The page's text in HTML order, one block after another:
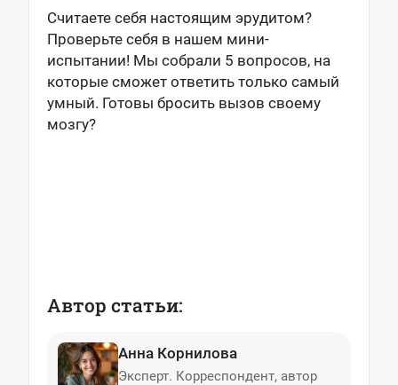
Считаете себя настоящим эрудитом?
Проверьте себя в нашем мини-
испытании! Мы собрали 5 вопросов, на
которые сможет ответить только самый
умный. Готовы бросить вызов своему
мозгу?
Автор статьи:
Анна Корнилова
Эксперт. Корреспондент, автор